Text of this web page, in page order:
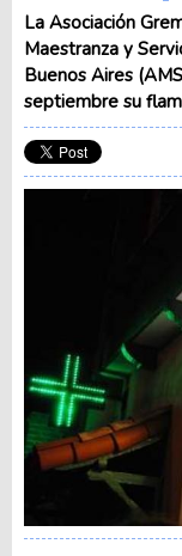
La Asociación
Maestranza y
Buenos Aires
septiembre su